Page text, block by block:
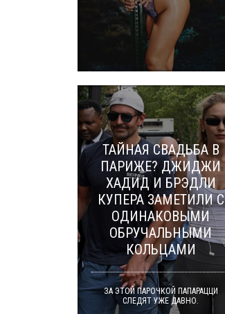
ТАЙНАЯ СВАДЬБА В
ПАРИЖЕ? ДЖИДЖИ
ХАДИД И БРЭДЛИ
КУПЕРА ЗАМЕТИЛИ С
ОДИНАКОВЫМИ
ОБРУЧАЛЬНЫМИ
КОЛЬЦАМИ
ЗА ЭТОЙ ПАРОЧКОЙ ПАПАРАЦЦИ
СЛЕДЯТ УЖЕ ДАВНО.